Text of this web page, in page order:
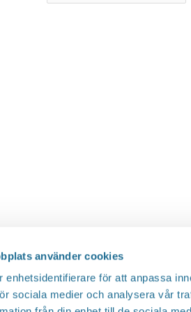
använder cookies
enhetsidentifierare för att anpassa
sociala medier och analysera vår